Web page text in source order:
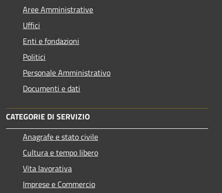
Aree Amministrative
Uffici
Enti e fondazioni
Politici
Personale Amministrativo
Documenti e dati
CATEGORIE DI SERVIZIO
Anagrafe e stato civile
Cultura e tempo libero
Vita lavorativa
Imprese e Commercio